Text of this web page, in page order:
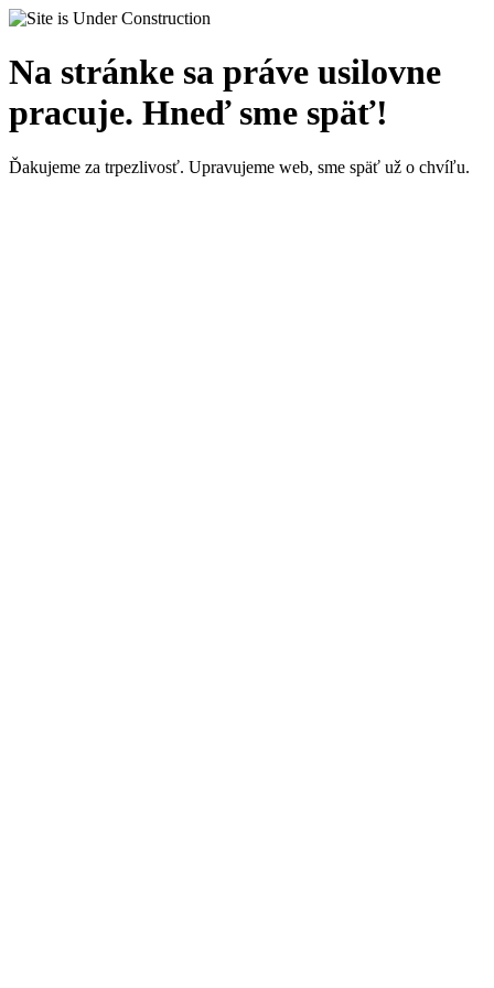
Na stránke sa práve usilovne
pracuje. Hneď sme späť!
Ďakujeme za trpezlivosť. Upravujeme web, sme späť už o chvíľu.